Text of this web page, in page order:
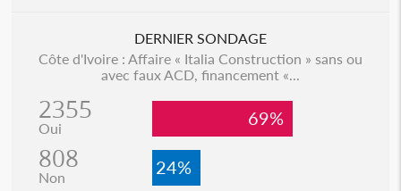
DERNIER SONDAGE
Côte d'Ivoire : Affaire « Italia Construction » sans ou
avec faux ACD, financement «...
2355
Oui 69%
808
Non 24%